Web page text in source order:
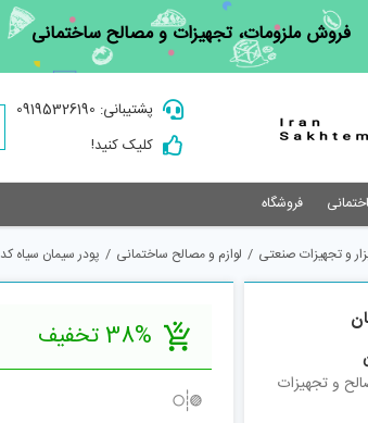
فروش ملزومات، تجهیزات و مصالح ساختمانی
پشتیبانی: 09195326190
کلیک کنید!
فروشگاه
و تجهیزات صنعتی / لوازم و مصالح ساختمانی / پودر سیمان سیاه کد 01 وزن 2 کیلوگرم
38% تخفیف
و تجهیزات